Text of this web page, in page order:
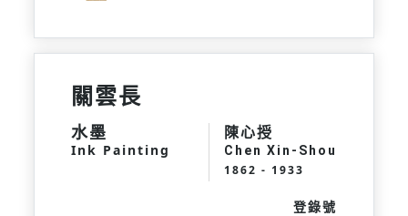
關雲長
水墨
Ink Painting
陳心授
Chen Xin-Shou
1862 - 1933
登錄號